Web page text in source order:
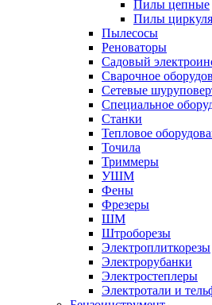
Пилы цепные
Пилы
Пылесосы
Реноваторы
Садовый
Сварочное
Сетевые
Специальное
Станки
Тепловое
Точила
Триммеры
УШМ
Фены
Фрезеры
ШМ
Штроборезы
Электроплиткорезы
Электрорубанки
Электростеплеры
Электротали и